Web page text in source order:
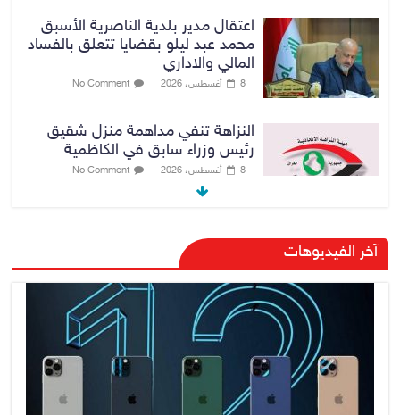
اعتقال مدير بلدية الناصرية الأسبق
محمد عبد ليلو بقضايا تتعلق بالفساد
المالي والاداري
8 أغسطس، 2026 No Comment
النزاهة تنفي مداهمة منزل شقيق
رئيس وزراء سابق في الكاظمية
8 أغسطس، 2026 No Comment
رئيس حكومة إقليم كردستان مسرور
بارزاني ينفي ما يشاع عن وجود
عسكري أمريكي في بعض قواعد
الإقليم
8 أغسطس، 2026 No Comment
الدخيل يتابع ميدانياً سير العمل في
المشاريع الاستراتيجية بالموصل
ويشدد على ضرورة إنجازها
آخر الفيديوهات